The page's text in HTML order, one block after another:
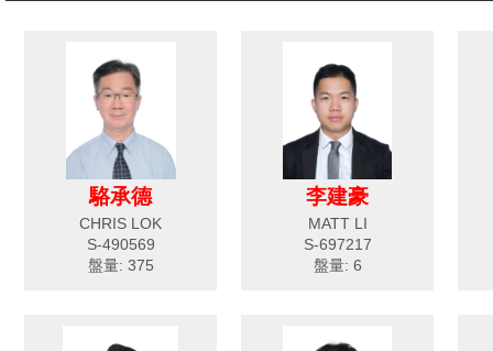
駱承德
CHRIS LOK
S-490569
盤量: 375
李建豪
MATT LI
S-697217
盤量: 6